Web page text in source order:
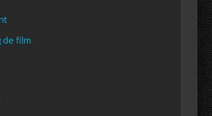
de film